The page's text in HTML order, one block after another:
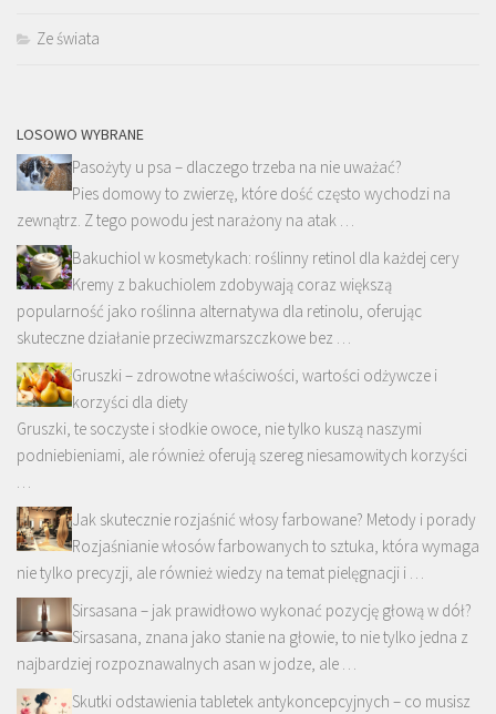
Ze świata
LOSOWO WYBRANE
Pasożyty u psa – dlaczego trzeba na nie uważać?
Pies domowy to zwierzę, które dość często wychodzi na
zewnątrz. Z tego powodu jest narażony na atak …
Bakuchiol w kosmetykach: roślinny retinol dla każdej cery
Kremy z bakuchiolem zdobywają coraz większą
popularność jako roślinna alternatywa dla retinolu, oferując
skuteczne działanie przeciwzmarszczkowe bez …
Gruszki – zdrowotne właściwości, wartości odżywcze i
korzyści dla diety
Gruszki, te soczyste i słodkie owoce, nie tylko kuszą naszymi
podniebieniami, ale również oferują szereg niesamowitych korzyści
…
Jak skutecznie rozjaśnić włosy farbowane? Metody i porady
Rozjaśnianie włosów farbowanych to sztuka, która wymaga
nie tylko precyzji, ale również wiedzy na temat pielęgnacji i …
Sirsasana – jak prawidłowo wykonać pozycję głową w dół?
Sirsasana, znana jako stanie na głowie, to nie tylko jedna z
najbardziej rozpoznawalnych asan w jodze, ale …
Skutki odstawienia tabletek antykoncepcyjnych – co musisz